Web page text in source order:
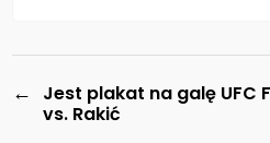
←
Jest plakat na galę UFC
vs. Rakić